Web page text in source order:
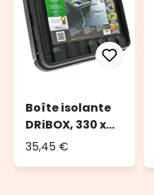
Boîte isolante
DRiBOX, 330 x
230 x 140 mm
35,45 €